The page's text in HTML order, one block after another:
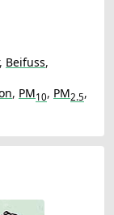
, Beifuss,
, PM10, PM2.5,